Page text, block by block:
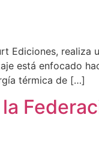
Ediciones,
está enfocado
térmica de […]